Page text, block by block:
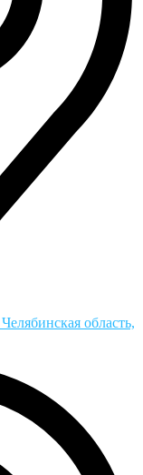
Челябинская область,